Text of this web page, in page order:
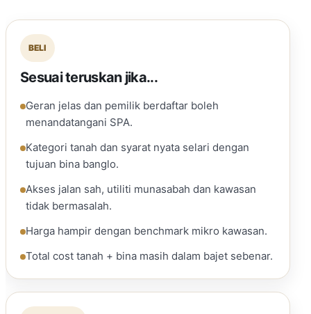
BELI
Sesuai teruskan jika...
Geran jelas dan pemilik berdaftar boleh
menandatangani SPA.
Kategori tanah dan syarat nyata selari dengan
tujuan bina banglo.
Akses jalan sah, utiliti munasabah dan kawasan
tidak bermasalah.
Harga hampir dengan benchmark mikro kawasan.
Total cost tanah + bina masih dalam bajet sebenar.